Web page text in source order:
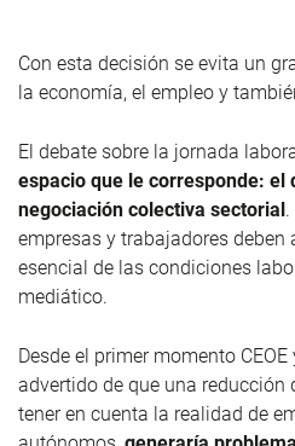
Con esta decisión se evita un
la economía, el empleo y
El debate sobre la jornada
espacio que le corresponde: el
negociación colectiva sectorial
empresas y trabajadores
esencial de las condiciones
mediático.
Desde el primer momento
advertido de que una reducción
tener en cuenta la realidad de